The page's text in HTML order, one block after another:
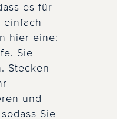
es für
einfach
hier eine:
Sie
Stecken
und
Sie